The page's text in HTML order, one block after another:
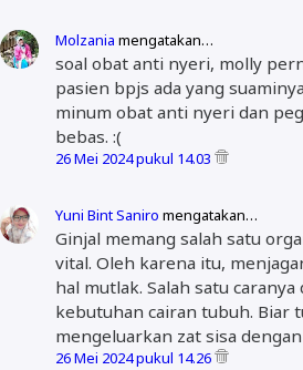
Molzania mengatakan…
soal obat anti nyeri, molly
pasien bpjs ada yang
minum obat anti nyeri dan
bebas. :(
26 Mei 2024 pukul 14.03
Yuni Bint Saniro mengatakan…
Ginjal memang salah satu
vital. Oleh karena itu,
hal mutlak. Salah satu
kebutuhan cairan tubuh. Biar
mengeluarkan zat sisa dengan
26 Mei 2024 pukul 14.26